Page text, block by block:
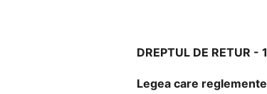
DREPTUL DE RETUR
Legea care